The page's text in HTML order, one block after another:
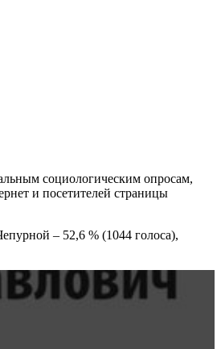
социологическим опросам,
и посетителей страницы
– 52,6 % (1044 голоса),